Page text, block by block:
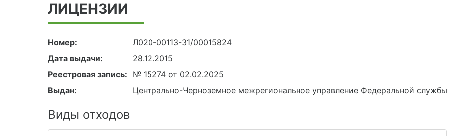
ЛИЦЕНЗИИ
Номер:
Л020-00113-31/00015824
Дата выдачи:
28.12.2015
Реестровая запись:
№ 15274 от 02.02.2025
Выдан:
Центрально-Черноземное межрегиональное управление Федеральной
Виды отходов